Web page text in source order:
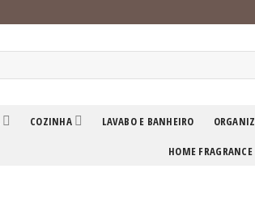
COZINHA LAVABO E BANHEIRO
HOME FRAGRANCE